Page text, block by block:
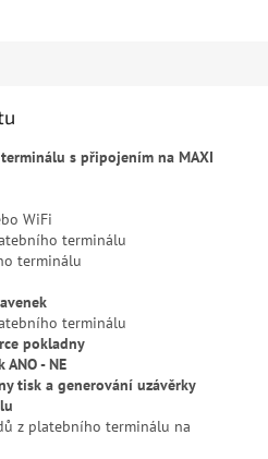
s připojením na MAXI
WiFi
terminálu
terminálu
terminálu
pokladny
- NE
tisk a generování uzávěrky
z platebního terminálu na